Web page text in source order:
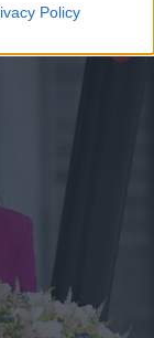
Policy